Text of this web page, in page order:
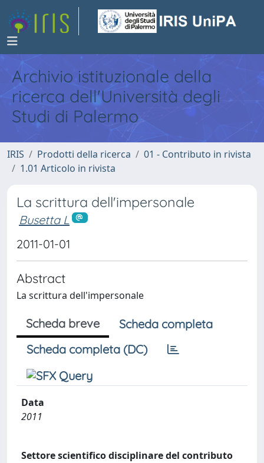
Archivio istituzionale della
ricerca dell'Università degli
Studi di Palermo
IRIS Prodotti della ricerca
01 - Contributo in rivista
1.01 Articolo in rivista
La scrittura dell'impersonale
Busetta L
2011-01-01
Abstract
La scrittura dell'impersonale
Scheda breve
Scheda completa
Scheda completa (DC)
Data
2011
Settore scientifico disciplinare del contributo